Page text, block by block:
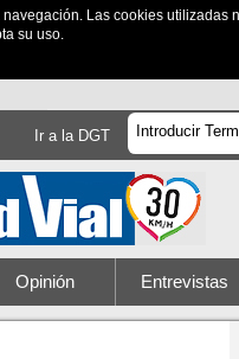
Las cookies
su uso.
Ir a la DGT
Opinión Entrevistas